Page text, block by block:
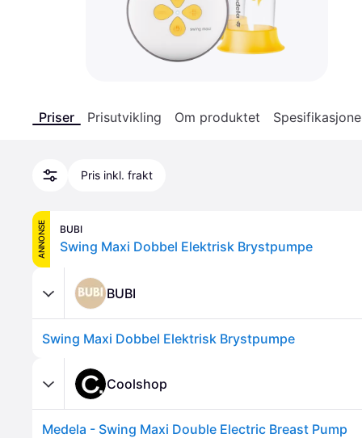
Priser Prisutvikling Om produktet
Pris inkl. frakt
ANNONSE BUBI
Swing Maxi Dobbel Elektrisk Brystpumpe
BUBI
Swing Maxi Dobbel Elektrisk Brystpumpe
Coolshop
Medela - Swing Maxi Double Electric Breast Pump